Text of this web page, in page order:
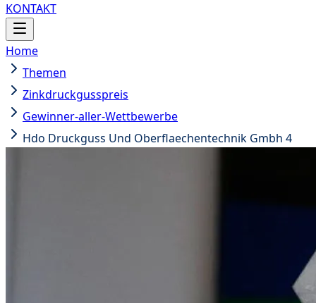
KONTAKT
Home
Themen
Zinkdruckgusspreis
Gewinner-aller-Wettbewerbe
Hdo Druckguss Und Oberflaechentechnik Gmbh 4